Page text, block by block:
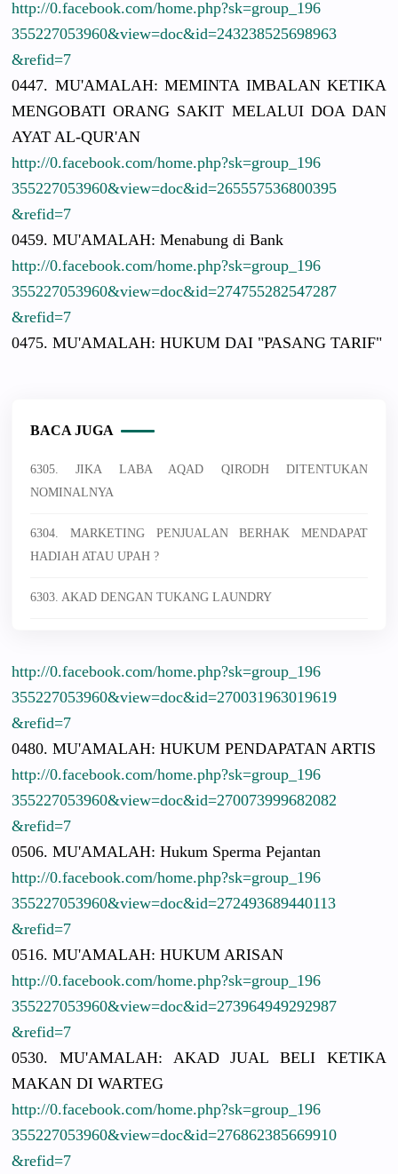
http://0.facebook.com/home.php?sk=group_196
355227053960&view=doc&id=243238525698963
&refid=7
0447. MU'AMALAH: MEMINTA IMBALAN KETIKA
MENGOBATI ORANG SAKIT MELALUI DOA DAN
AYAT AL-QUR'AN
http://0.facebook.com/home.php?sk=group_196
355227053960&view=doc&id=265557536800395
&refid=7
0459. MU'AMALAH: Menabung di Bank
http://0.facebook.com/home.php?sk=group_196
355227053960&view=doc&id=274755282547287
&refid=7
0475. MU'AMALAH: HUKUM DAI "PASANG TARIF"
BACA JUGA
6305. JIKA LABA AQAD QIRODH DITENTUKAN
NOMINALNYA
6304. MARKETING PENJUALAN BERHAK MENDAPAT
HADIAH ATAU UPAH ?
6303. AKAD DENGAN TUKANG LAUNDRY
http://0.facebook.com/home.php?sk=group_196
355227053960&view=doc&id=270031963019619
&refid=7
0480. MU'AMALAH: HUKUM PENDAPATAN ARTIS
http://0.facebook.com/home.php?sk=group_196
355227053960&view=doc&id=270073999682082
&refid=7
0506. MU'AMALAH: Hukum Sperma Pejantan
http://0.facebook.com/home.php?sk=group_196
355227053960&view=doc&id=272493689440113
&refid=7
0516. MU'AMALAH: HUKUM ARISAN
http://0.facebook.com/home.php?sk=group_196
355227053960&view=doc&id=273964949292987
&refid=7
0530. MU'AMALAH: AKAD JUAL BELI KETIKA
MAKAN DI WARTEG
http://0.facebook.com/home.php?sk=group_196
355227053960&view=doc&id=276862385669910
&refid=7